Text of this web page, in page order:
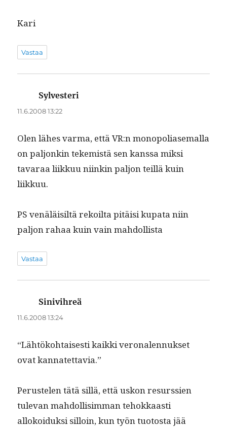
Kari
Vastaa
Sylvesteri
11.6.2008 13:22
Olen läh­es var­ma, että VR:n monop­o­liase­mal­la
on paljonkin tekemistä sen kanssa mik­si
tavaraa liikkuu niinkin paljon teil­lä kuin
liikkuu.
PS venäläisiltä rekoil­ta pitäisi kupa­ta niin
paljon rahaa kuin vain mahdollista
Vastaa
Sinivihreä
11.6.2008 13:24
“Lähtöko­htais­es­ti kaik­ki veronalen­nuk­set
ovat kannatettavia.”
Peruste­len tätä sil­lä, että uskon resurssien
tule­van mah­dol­lisim­man tehokkaasti
allokoiduk­si sil­loin, kun työn tuo­to­s­ta jää